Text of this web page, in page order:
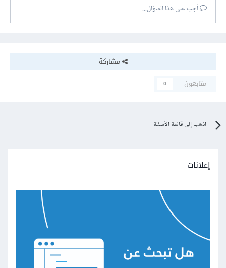
أجب على هذا السؤال...
مشاركة
متابعون
0
اذهب إلى قائمة الأسئلة
إعلانات